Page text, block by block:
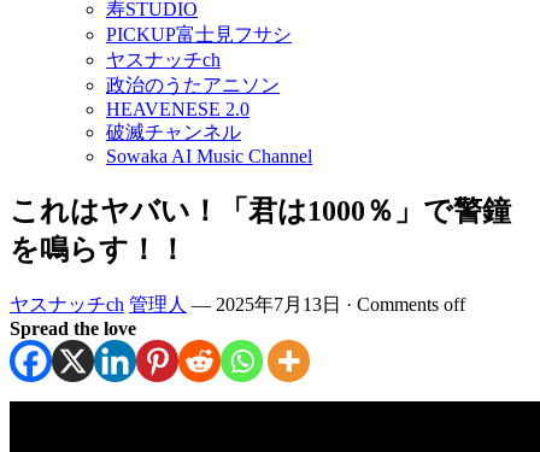
menu
寿STUDIO
PICKUP富士見フサシ
ヤスナッチch
政治のうたアニソン
HEAVENESE 2.0
破滅チャンネル
Sowaka AI Music Channel
これはヤバい！「君は1000％」で警鐘
を鳴らす！！
ヤスナッチch 管理人 — 2025年7月13日 · Comments off
Spread the love